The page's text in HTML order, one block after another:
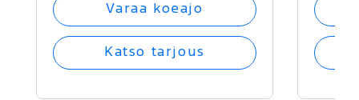
Varaa koeajo
Katso tarjous